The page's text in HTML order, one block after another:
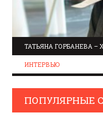
ТАТЬЯНА ГОРБАНЕВА –
ИНТЕРВЬЮ
ПОПУЛЯРНЫЕ